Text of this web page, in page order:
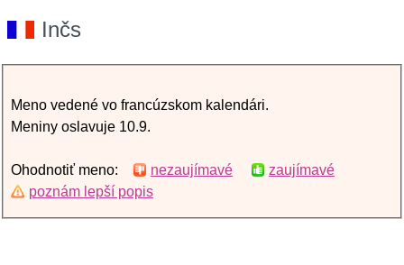
Inčs
Meno vedené vo francúzskom kalendári.
Meniny oslavuje 10.9.
Ohodnotiť meno: nezaujímavé
zaujímavé
poznám lepší popis